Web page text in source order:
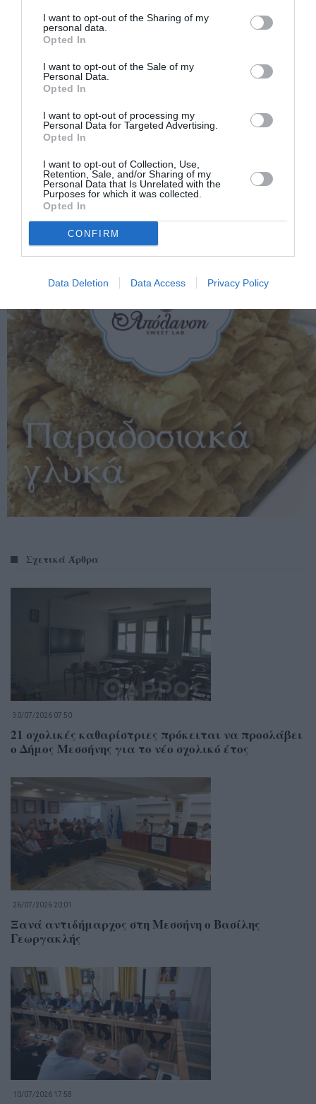
I want to opt-out of the Sharing of my
personal data.
Opted In
I want to opt-out of the Sale of my
Personal Data.
Opted In
I want to opt-out of processing my
Personal Data for Targeted Advertising.
Opted In
I want to opt-out of Collection, Use,
Retention, Sale, and/or Sharing of my
Personal Data that Is Unrelated with the
Purposes for which it was collected.
Opted In
CONFIRM
Data Deletion Data Access Privacy Policy
Σχετικά Άρθρα
30/07/2026 07:50
21 σχολικές καθαρίστριες πρόκειται να προσλάβει
ο Δήμος Μεσσήνης για το νέο σχολικό έτος
26/07/2026 20:01
Ξανά αντιδήμαρχος στη Μεσσήνη ο Βασίλης
Γεωργακλής
10/07/2026 17:58